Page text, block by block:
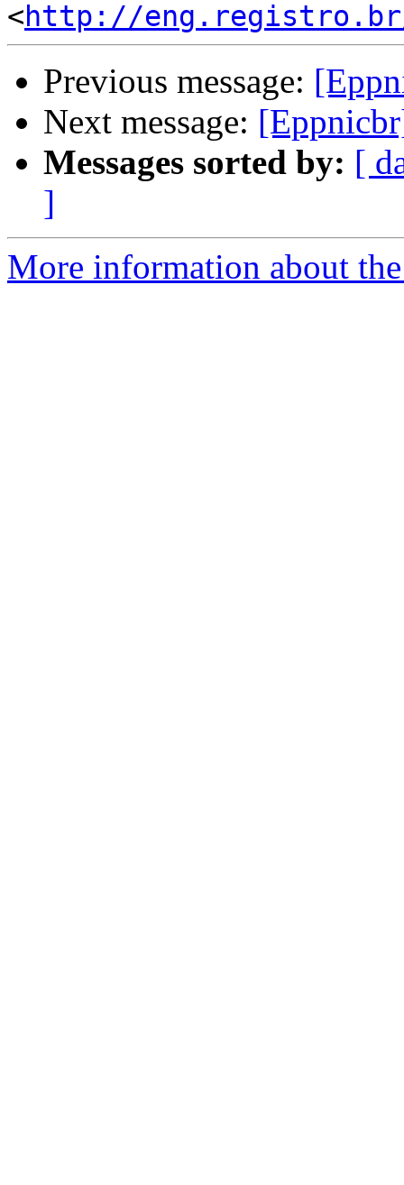
<http://eng.registro.br/
Previous message:
Next message:
Messages sorted by: [
]
More information about